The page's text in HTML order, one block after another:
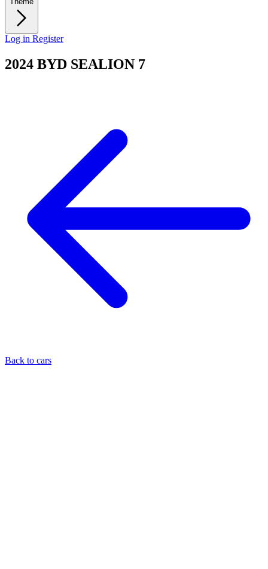
Log in Register
2024 BYD SEALION 7
Back to cars